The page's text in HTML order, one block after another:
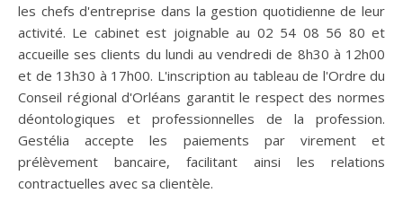
les chefs d'entreprise dans la gestion quotidienne de leur
activité. Le cabinet est joignable au 02 54 08 56 80 et
accueille ses clients du lundi au vendredi de 8h30 à 12h00
et de 13h30 à 17h00. L'inscription au tableau de l'Ordre du
Conseil régional d'Orléans garantit le respect des normes
déontologiques et professionnelles de la profession.
Gestélia accepte les paiements par virement et
prélèvement bancaire, facilitant ainsi les relations
contractuelles avec sa clientèle.